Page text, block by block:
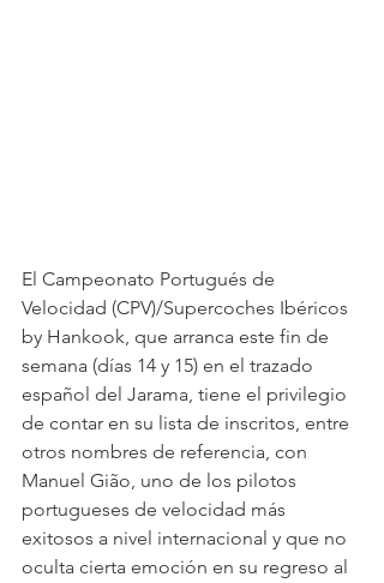
El Campeonato Portugués de
Velocidad (CPV)/Supercoches Ibéricos
by Hankook, que arranca este fin de
semana (días 14 y 15) en el trazado
español del Jarama, tiene el privilegio
de contar en su lista de inscritos, entre
otros nombres de referencia, con
Manuel Gião, uno de los pilotos
portugueses de velocidad más
exitosos a nivel internacional y que no
oculta cierta emoción en su regreso al